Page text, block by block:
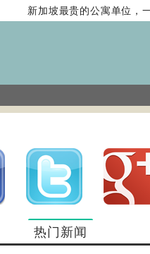
新加坡最贵的公寓单位，一套1
热门新闻